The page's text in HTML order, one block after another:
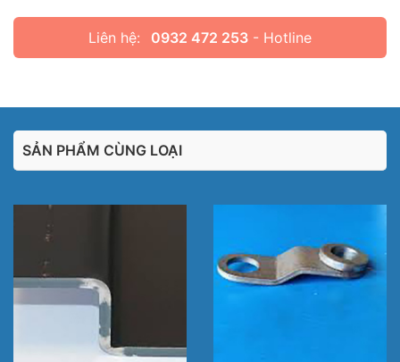
Liên hệ: 0932 472 253 - Hotline
SẢN PHẨM CÙNG LOẠI